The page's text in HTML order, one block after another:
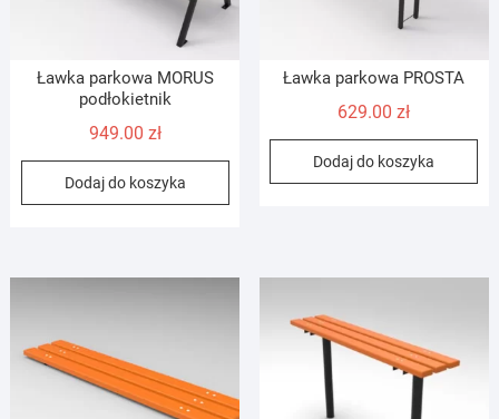
Ławka parkowa MORUS
podłokietnik
949.00 zł
Dodaj do koszyka
Ławka parkowa PROSTA
629.00zł
Dodaj do koszyka